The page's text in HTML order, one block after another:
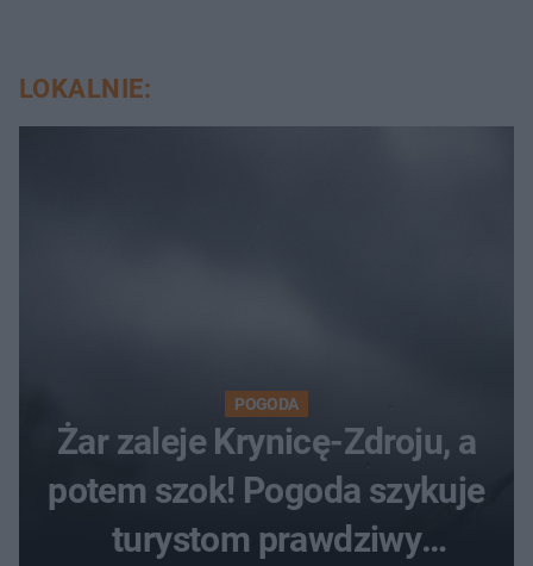
LOKALNIE:
POGODA
Żar zaleje Krynicę-Zdroju, a
potem szok! Pogoda szykuje
turystom prawdziwy